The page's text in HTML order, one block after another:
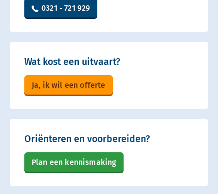
0321 - 721 929
Wat kost een uitvaart?
Ja, ik wil een offerte
Oriënteren en voorbereiden?
Plan een kennismaking